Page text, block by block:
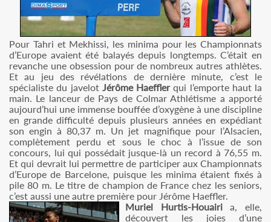
Pour Tahri et Mekhissi, les minima pour les Championnats
d’Europe avaient été balayés depuis longtemps. C’était en
revanche une obsession pour de nombreux autres athlètes.
Et au jeu des révélations de dernière minute, c’est le
spécialiste du javelot Jérôme Haefflerqui l’emporte haut la
main. Le lanceur de Pays de Colmar Athlétisme a apporté
aujourd’hui une immense bouffée d’oxygène à une discipline
en grande difficulté depuis plusieurs années en expédiant
son engin à 80,37 m. Un jet magnifique pour l’Alsacien,
complètement perdu et sous le choc à l’issue de son
concours, lui qui possédait jusque-là un record à 76,55 m.
Et qui devrait lui permettre de participer aux Championnats
d’Europe de Barcelone, puisque les minima étaient fixés à
pile 80 m. Le titre de champion de France chez les seniors,
c’est aussi une autre première pour Jérôme Haeffler.
Muriel Hurtis-Houairia, elle,
découvert les joies d’une